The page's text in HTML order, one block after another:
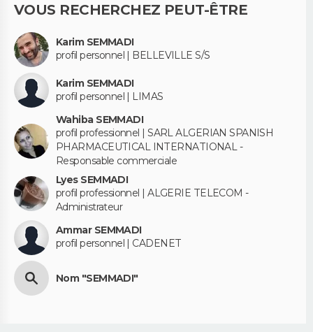
VOUS RECHERCHEZ PEUT-ÊTRE
Karim SEMMADI
profil personnel | BELLEVILLE S/S
Karim SEMMADI
profil personnel | LIMAS
Wahiba SEMMADI
profil professionnel | SARL ALGERIAN SPANISH
PHARMACEUTICAL INTERNATIONAL -
Responsable commerciale
Lyes SEMMADI
profil professionnel | ALGERIE TELECOM -
Administrateur
Ammar SEMMADI
profil personnel | CADENET
Nom "SEMMADI"